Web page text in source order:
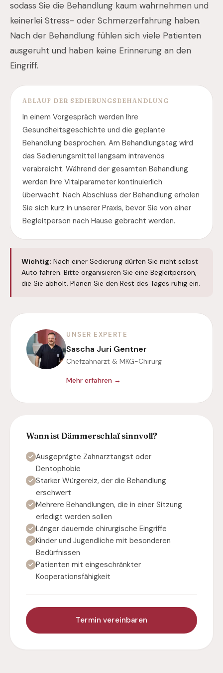
sodass Sie die Behandlung kaum wahrnehmen und
keinerlei Stress- oder Schmerzerfahrung haben.
Nach der Behandlung fühlen sich viele Patienten
ausgeruht und haben keine Erinnerung an den
Eingriff.
ABLAUF DER SEDIERUNGSBEHANDLUNG
In einem Vorgespräch werden Ihre
Gesundheitsgeschichte und die geplante
Behandlung besprochen. Am Behandlungstag wird
das Sedierungsmittel langsam intravenös
verabreicht. Während der gesamten Behandlung
werden Ihre Vitalparameter kontinuierlich
überwacht. Nach Abschluss der Behandlung erholen
Sie sich kurz in unserer Praxis, bevor Sie von einer
Begleitperson nach Hause gebracht werden.
Wichtig: Nach einer Sedierung dürfen Sie nicht selbst
Auto fahren. Bitte organisieren Sie eine Begleitperson,
die Sie abholt. Planen Sie den Rest des Tages ruhig ein.
UNSER EXPERTE
Sascha Juri Gentner
Chefzahnarzt & MKG-Chirurg
Mehr erfahren →
Wann ist Dämmerschlaf sinnvoll?
Ausgeprägte Zahnarztangst oder
Dentophobie
Starker Würgereiz, der die Behandlung
erschwert
Mehrere Behandlungen, die in einer Sitzung
erledigt werden sollen
Länger dauernde chirurgische Eingriffe
Kinder und Jugendliche mit besonderen
Bedürfnissen
Patienten mit eingeschränkter
Kooperationsfähigkeit
Termin vereinbaren